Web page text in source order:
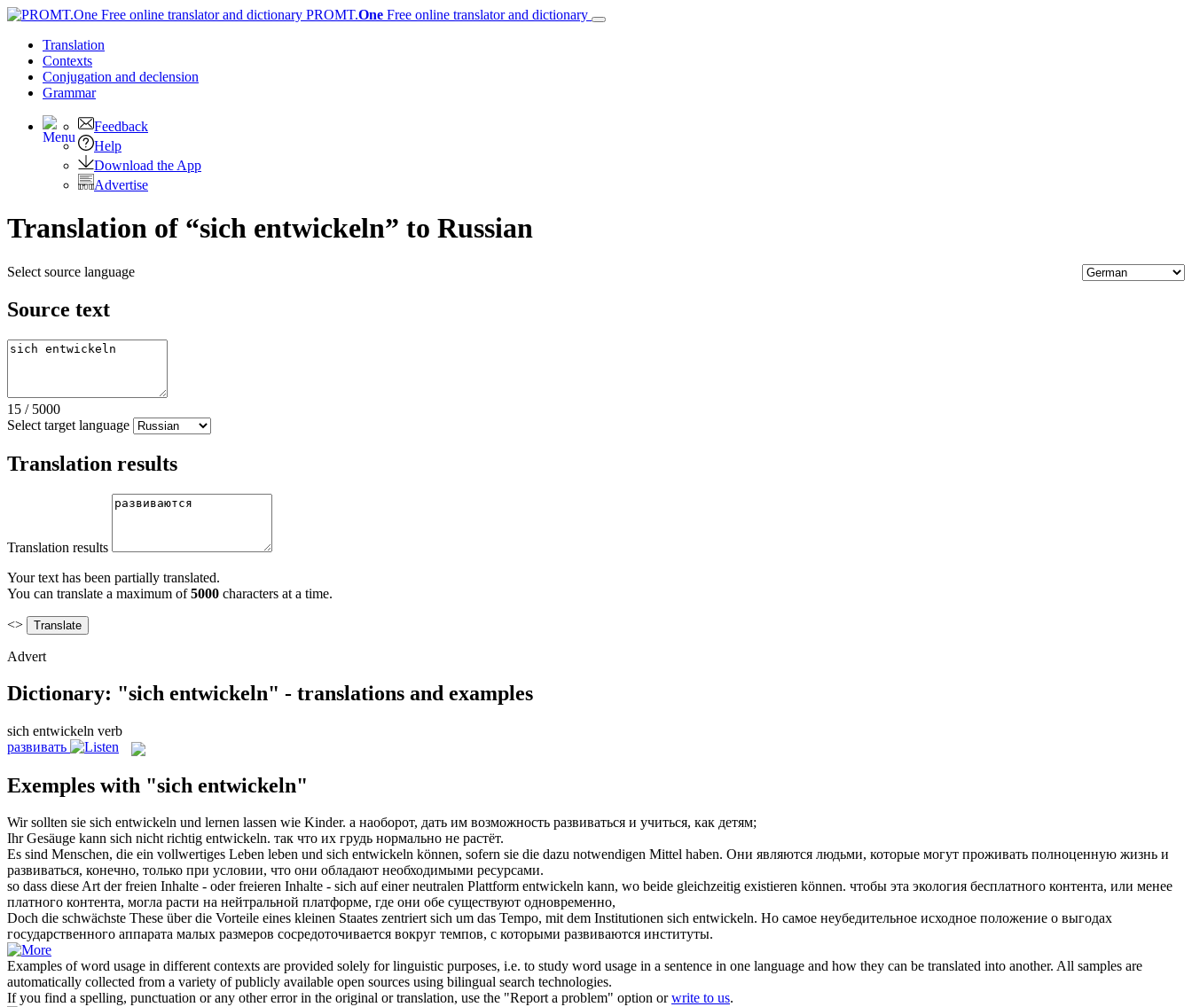
PROMT.One Free online translator and dictionary
Translation
Contexts
Conjugation and declension
Grammar
Feedback
Help
Download the App
Advertise
Translation of “sich entwickeln” to Russian
Select source language
Source text
15 / 5000
Select target language
Translation results
Translation results
Your text has been partially translated.
You can translate a maximum of5000 characters at a time.
<>
Advert
Dictionary: "sich entwickeln" - translations and examples
sich entwickeln verb
развивать
Exemples with "sich entwickeln"
Wir sollten sie sich entwickeln und lernen lassen wie Kinder. а наоборот, дать им возможность развиваться и учиться, как детям;
Ihr Gesäuge kann sich nicht richtig entwickeln. так что их грудь нормально не растёт.
Es sind Menschen, die ein vollwertiges Leben leben und sich entwickeln können, sofern sie die dazu notwendigen Mittel haben. Они являются людьми, которые могут проживать полноценную жизнь и
развиваться, конечно, только при условии, что они обладают необходимыми ресурсами.
so dass diese Art der freien Inhalte - oder freieren Inhalte - sich auf einer neutralen Plattform entwickeln kann, wo beide gleichzeitig existieren können. чтобы эта экология бесплатного контента, или менее
платного контента, могла расти на нейтральной платформе, где они обе существуют одновременно,
Doch die schwächste These über die Vorteile eines kleinen Staates zentriert sich um das Tempo, mit dem Institutionen sich entwickeln. Но самое неубедительное исходное положение о выгодах
государственного аппарата малых размеров сосредоточивается вокруг темпов, с которыми развиваются институты.
Examples of word usage in different contexts are provided solely for linguistic purposes, i.e. to study word usage in a sentence in one language and how they can be translated into another. All samples are
automatically collected from a variety of publicly available open sources using bilingual search technologies.
If you find a spelling, punctuation or any other error in the original or translation, use the "Report a problem" option orwrite to us.